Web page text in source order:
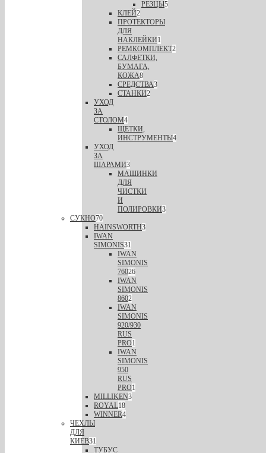
РЕЗЦЫ5
КЛЕЙ2
ПРОТЕКТОРЫ
ДЛЯ
НАКЛЕЙКИ1
РЕМКОМПЛЕКТ2
САЛФЕТКИ,
БУМАГА,
КОЖА8
СРЕДСТВА3
СТАНКИ2
УХОД
ЗА
СТОЛОМ4
ЩЕТКИ,
ИНСТРУМЕНТЫ4
УХОД
ЗА
ШАРАМИ3
МАШИНКИ
ДЛЯ
ЧИСТКИ
И
ПОЛИРОВКИ3
СУКНО70
HAINSWORTH3
IWAN
SIMONIS31
IWAN
SIMONIS
76026
IWAN
SIMONIS
8602
IWAN
SIMONIS
920/930
RUS
PRO1
IWAN
SIMONIS
950
RUS
PRO1
MILLIKEN3
ROYAL18
WINNER4
ЧЕХЛЫ
ДЛЯ
КИЕВ31
ТУБУС